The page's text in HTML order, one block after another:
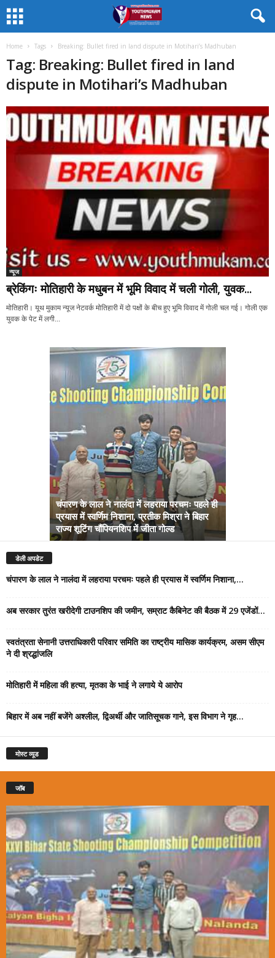
Home Tags Breaking: Bullet fired in land dispute in Motihari’s Madhuban
Tag: Breaking: Bullet fired in land
dispute in Motihari’s Madhuban
न्यूज
ब्रेकिंगः मोतिहारी के मधुबन में भूमि विवाद में चली गोली, युवक...
मोतिहारी। यूथ मुकाम न्यूज नेटवर्क मोतिहारी में दो पक्षों के बीच हुए भूमि विवाद में गोली चल गई। गोली एक
युवक के पेट में लगी...
चंपारण के लाल ने नालंदा में लहराया परचमः पहले ही
प्रयास में स्वर्णिम निशाना, प्रतीक मिश्रा ने बिहार
राज्य शूटिंग चौंपियनशिप में जीता गोल्ड
डेली अपडेट
चंपारण के लाल ने नालंदा में लहराया परचमः पहले ही प्रयास में स्वर्णिम निशाना,...
अब सरकार तुरंत खरीदेगी टाउनशिप की जमीन, सम्राट कैबिनेट की बैठक में 29 एजेंडों...
स्वतंत्रता सेनानी उत्तराधिकारी परिवार समिति का राष्ट्रीय मासिक कार्यक्रम, असम सीएम
ने दी श्रद्धांजलि
मोतिहारी में महिला की हत्या, मृतका के भाई ने लगाये ये आरोप
बिहार में अब नहीं बजेंगे अश्लील, द्विअर्थी और जातिसूचक गाने, इस विभाग ने गृह...
मोस्ट व्यूड
जॉब